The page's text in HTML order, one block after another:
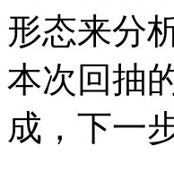
形态来分
本次回抽
成，下一